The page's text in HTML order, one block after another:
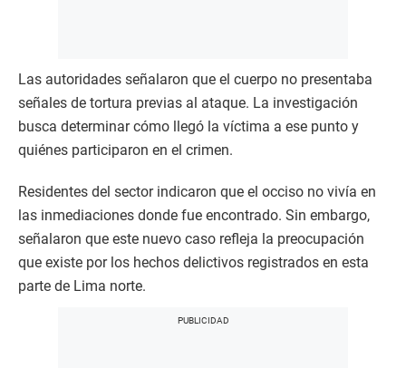
Las autoridades señalaron que el cuerpo no presentaba
señales de tortura previas al ataque. La investigación
busca determinar cómo llegó la víctima a ese punto y
quiénes participaron en el crimen.
Residentes del sector indicaron que el occiso no vivía en
las inmediaciones donde fue encontrado. Sin embargo,
señalaron que este nuevo caso refleja la preocupación
que existe por los hechos delictivos registrados en esta
parte de Lima norte.